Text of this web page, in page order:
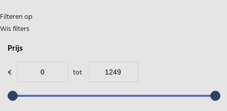
Filteren op
Wis filters
Prijs
€ tot